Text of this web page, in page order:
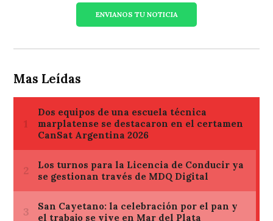
ENVIANOS TU NOTICIA
Mas Leídas